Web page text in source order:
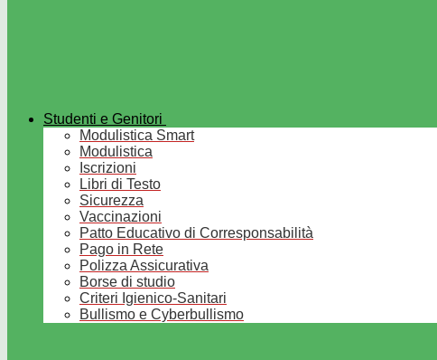
Studenti e Genitori
Modulistica Smart
Modulistica
Iscrizioni
Libri di Testo
Sicurezza
Vaccinazioni
Patto Educativo di Corresponsabilità
Pago in Rete
Polizza Assicurativa
Borse di studio
Criteri Igienico-Sanitari
Bullismo e Cyberbullismo